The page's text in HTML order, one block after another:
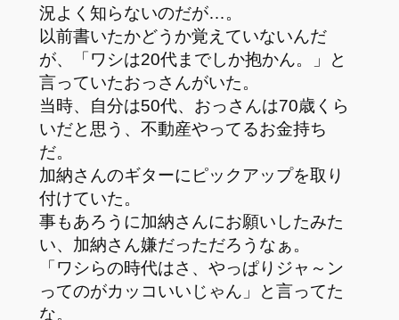
況よく知らないのだが…。
以前書いたかどうか覚えていないんだ
が、「ワシは20代までしか抱かん。」と
言っていたおっさんがいた。
当時、自分は50代、おっさんは70歳くら
いだと思う、不動産やってるお金持ち
だ。
加納さんのギターにピックアップを取り
付けていた。
事もあろうに加納さんにお願いしたみた
い、加納さん嫌だっただろうなぁ。
「ワシらの時代はさ、やっぱりジャ～ン
ってのがカッコいいじゃん」と言ってた
な。